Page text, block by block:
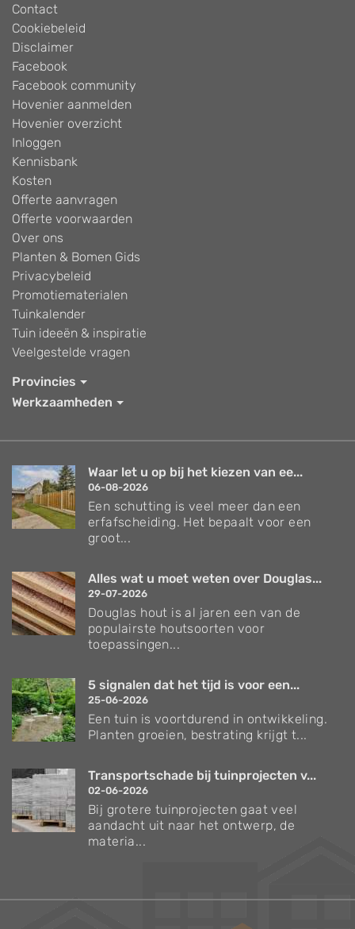
Contact
Cookiebeleid
Disclaimer
Facebook
Facebook community
Hovenier aanmelden
Hovenier overzicht
Inloggen
Kennisbank
Kosten
Offerte aanvragen
Offerte voorwaarden
Over ons
Planten & Bomen Gids
Privacybeleid
Promotiematerialen
Tuinkalender
Tuin ideeën & inspiratie
Veelgestelde vragen
Provincies
Werkzaamheden
Waar let u op bij het kiezen van ee...
06-08-2026
Een schutting is veel meer dan een
erfafscheiding. Het bepaalt voor een
groot...
Alles wat u moet weten over Douglas...
29-07-2026
Douglas hout is al jaren een van de
populairste houtsoorten voor
toepassingen...
5 signalen dat het tijd is voor een...
25-06-2026
Een tuin is voortdurend in ontwikkeling.
Planten groeien, bestrating krijgt t...
Transportschade bij tuinprojecten v...
02-06-2026
Bij grotere tuinprojecten gaat veel
aandacht uit naar het ontwerp, de
materia...
Verzorgingstips voor bomen en planten